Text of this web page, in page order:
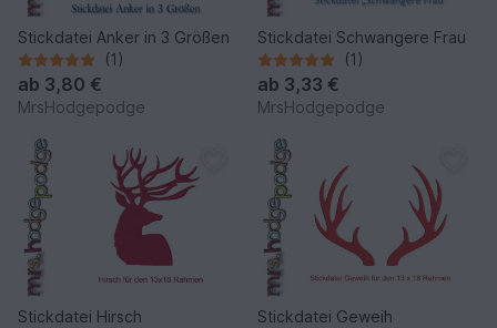
Stickdatei Anker in 3 Größen
(1)
ab 3,80 €
MrsHodgepodge
Stickdatei Schwangere Frau
(1)
ab 3,33 €
MrsHodgepodge
Stickdatei Hirsch Stickdatei Geweih